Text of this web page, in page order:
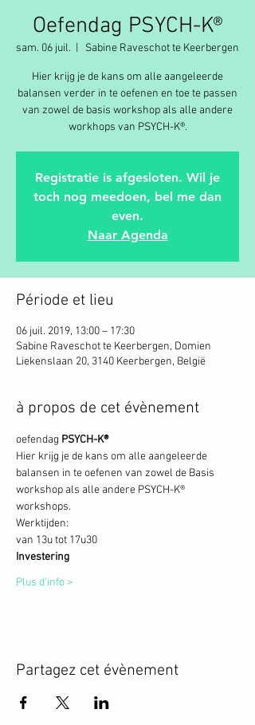
Oefendag PSYCH-K®
sam. 06 juil. Sabine Raveschot te Keerbergen
Hier krijg je de kans om alle aangeleerde
balansen verder in te oefenen en toe te passen
van zowel de basis workshop als alle andere
workhops van PSYCH-K®.
Registratie is afgesloten. Wil je
toch nog meedoen, bel me dan
even.
Naar Agenda
Période et lieu
06 juil. 2019, 13:00 – 17:30
Sabine Raveschot te Keerbergen, Domien
Liekenslaan 20, 3140 Keerbergen, België
à propos de cet évènement
oefendag PSYCH-K®
Hier krijg je de kans om alle aangeleerde
balansen in te oefenen van zowel de Basis
workshop als alle andere PSYCH-K®
workshops.
Werktijden:
van 13u tot 17u30
Investering
Plus d'info >
Partagez cet évènement